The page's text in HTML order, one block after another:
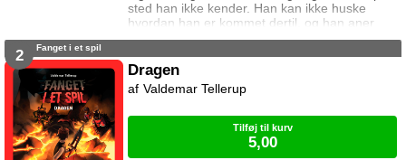
sted han ikke kender. Han kan ikke huske
hvordan han er kommet dertil, og han aner
ikke hvordan han kommer hjem igen. Den
beskeder til ham. I denne bog vil uret have
ham til at spille en vigtig kamp. Kan Noah det?
Og hvad sker der hvis det mislykkes? Kampen
2 Fanget i et spil
Dragen
Valdemar Tellerup
Tilføj til kurv
5,00